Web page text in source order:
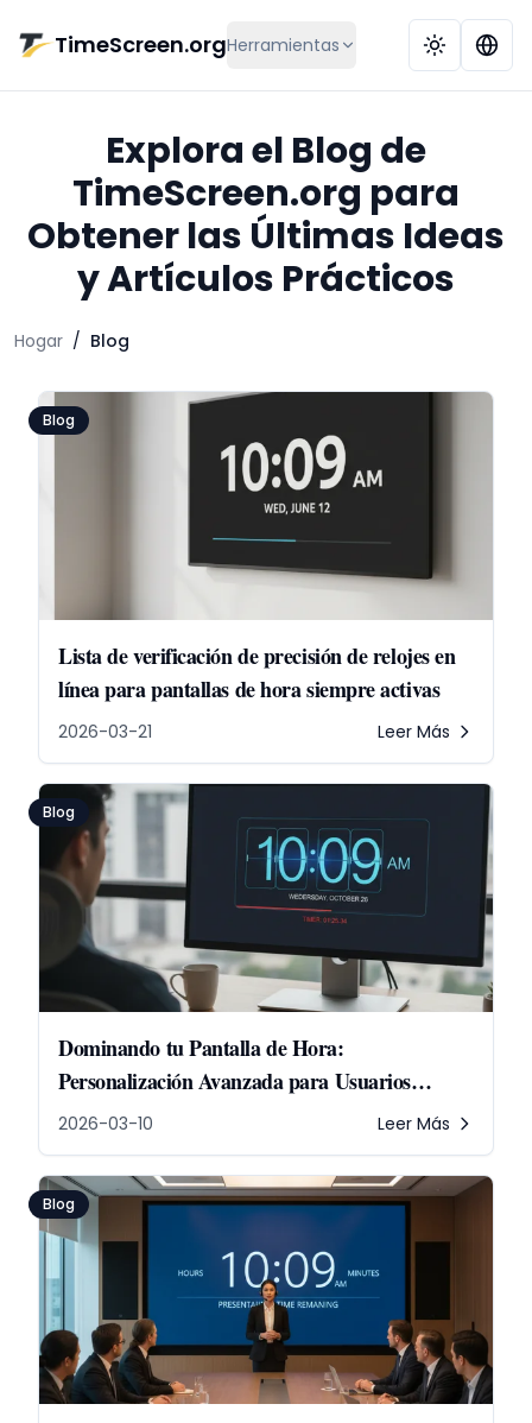
TimeScreen.orgHerramientas
Explora el Blog de
TimeScreen.org para
Obtener las Últimas Ideas
y Artículos Prácticos
Hogar / Blog
Blog
Lista de verificación de precisión de relojes en
línea para pantallas de hora siempre activas
2026-03-21 Leer Más
Blog
Dominando tu Pantalla de Hora:
Personalización Avanzada para Usuarios
Exigentes
2026-03-10 Leer Más
Blog